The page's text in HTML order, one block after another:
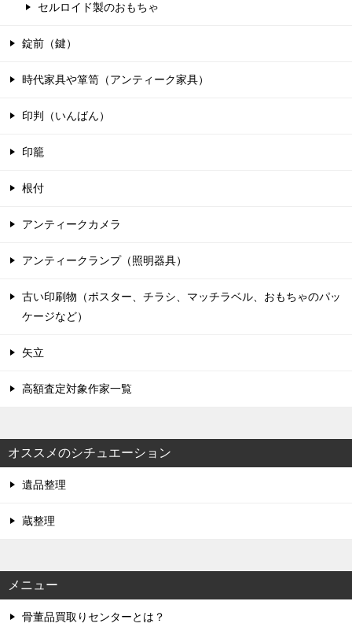
セルロイド製のおもちゃ
錠前（鍵）
時代家具や箪笥（アンティーク家具）
印判（いんばん）
印籠
根付
アンティークカメラ
アンティークランプ（照明器具）
古い印刷物（ポスター、チラシ、マッチラベル、おもちゃのパッ
ケージなど）
矢立
高額査定対象作家一覧
オススメのシチュエーション
遺品整理
蔵整理
メニュー
骨董品買取りセンターとは？